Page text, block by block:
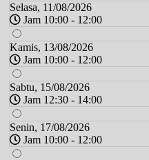
Selasa, 11/08/2026
Jam 10:00 - 12:00
Kamis, 13/08/2026
Jam 10:00 - 12:00
Sabtu, 15/08/2026
Jam 12:30 - 14:00
Senin, 17/08/2026
Jam 10:00 - 12:00